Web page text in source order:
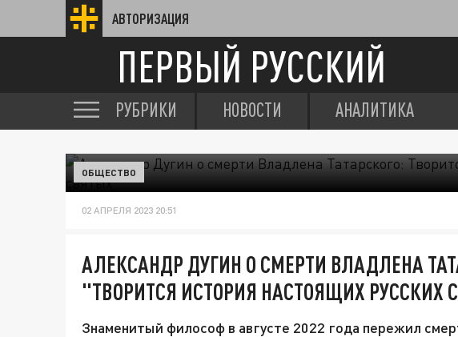
АВТОРИЗАЦИЯ
ПЕРВЫЙ РУССКИЙ
РУБРИКИ НОВОСТИ АНАЛИТИКА
ОБЩЕСТВО
02 АПРЕЛЯ 2023 20:51
АЛЕКСАНДР ДУГИН О СМЕРТИ ВЛАДЛЕНА
"ТВОРИТСЯ ИСТОРИЯ НАСТОЯЩИХ РУССКИХ
Знаменитый философ в августе 2022 года пережил